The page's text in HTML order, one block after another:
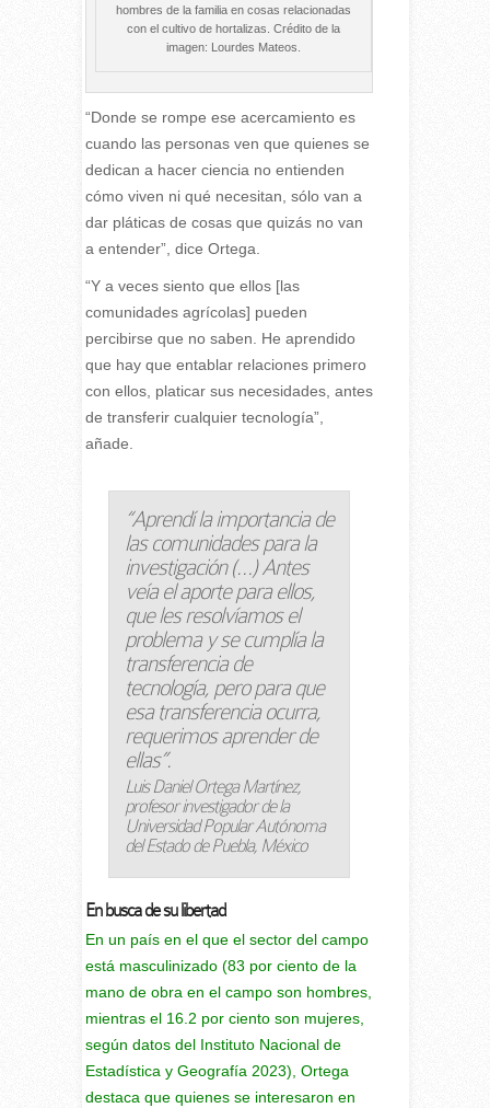
hombres de la familia en cosas relacionadas
con el cultivo de hortalizas. Crédito de la
imagen: Lourdes Mateos.
“Donde se rompe ese acercamiento es
cuando las personas ven que quienes se
dedican a hacer ciencia no entienden
cómo viven ni qué necesitan, sólo van a
dar pláticas de cosas que quizás no van
a entender”, dice Ortega.
“Y a veces siento que ellos [las
comunidades agrícolas] pueden
percibirse que no saben. He aprendido
que hay que entablar relaciones primero
con ellos, platicar sus necesidades, antes
de transferir cualquier tecnología”,
añade.
“Aprendí la importancia de
las comunidades para la
investigación (…) Antes
veía el aporte para ellos,
que les resolvíamos el
problema y se cumplía la
transferencia de
tecnología, pero para que
esa transferencia ocurra,
requerimos aprender de
ellas”.
Luis Daniel Ortega Martínez,
profesor investigador de la
Universidad Popular Autónoma
del Estado de Puebla, México
En busca de su libertad
En un país en el que el sector del campo
está masculinizado (83 por ciento de la
mano de obra en el campo son hombres,
mientras el 16.2 por ciento son mujeres,
según datos del Instituto Nacional de
Estadística y Geografía 2023), Ortega
destaca que quienes se interesaron en